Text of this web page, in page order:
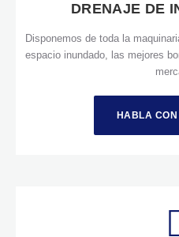
DRENAJE DE
Disponemos de toda la
espacio inundado, las mejores
HABLA